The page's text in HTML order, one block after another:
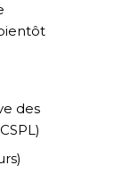
des